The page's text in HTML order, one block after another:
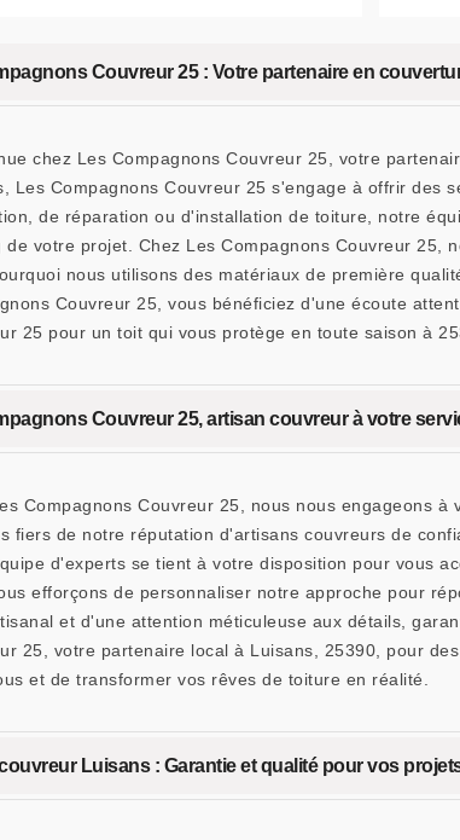
Couvreur 25 : Votre partenaire en
chez Les Compagnons Couvreur 25, votre
Les Compagnons Couvreur 25 s'engage à offrir des
de réparation ou d'installation de toiture, notre
de votre projet. Chez Les Compagnons Couvreur 25,
nous utilisons des matériaux de première
Couvreur 25, vous bénéficiez d'une écoute
25 pour un toit qui vous protège en toute saison à
Couvreur 25, artisan couvreur à votre
Compagnons Couvreur 25, nous nous engageons
fiers de notre réputation d'artisans couvreurs de
d'experts se tient à votre disposition pour vous
efforçons de personnaliser notre approche pour
et d'une attention méticuleuse aux détails,
25, votre partenaire local à Luisans, 25390, pour
et de transformer vos rêves de toiture en réalité.
Luisans : Garantie et qualité pour vos